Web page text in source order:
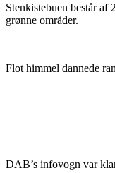
Stenkistebuen består
grønne områder.
Flot himmel dannede
DAB’s infovogn var